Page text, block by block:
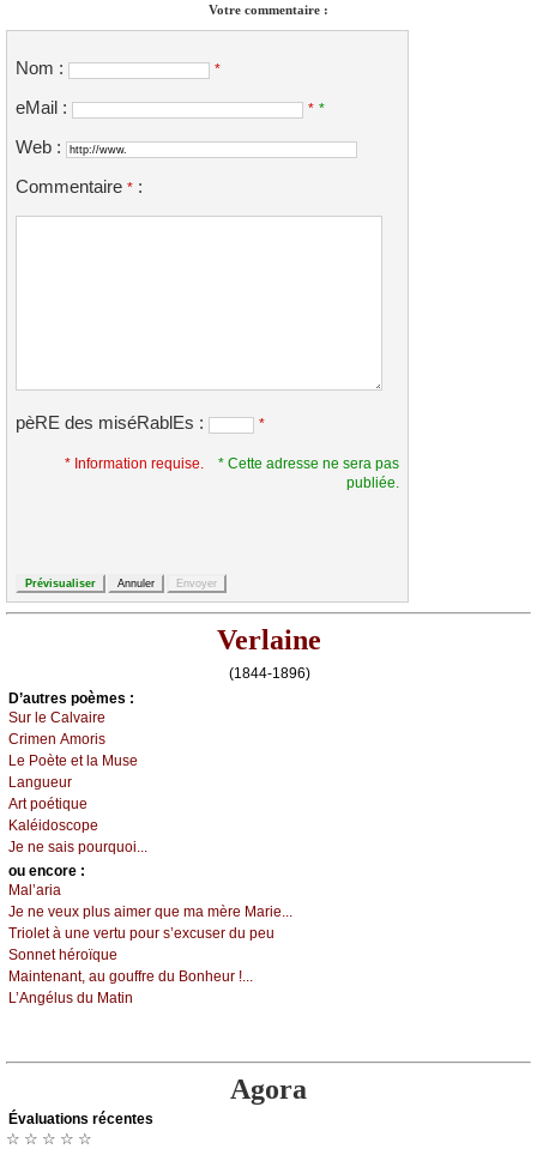
Votre commentaire :
Nom : *
eMail : * *
Web :
Commentaire * :
pèRE des miséRablEs : *
* Information requise.
* Cette adresse ne sera pas
publiée.
Verlaine
(1844-1896)
D’autrеs pоèmеs :
Sur lе Саlvаirе
Сrimеn Αmоris
Lе Ρоètе еt lа Μusе
Lаnguеur
Αrt pоétiquе
Kаléidоsсоpе
Jе nе sаis pоurquоi...
оu еncоrе :
Μаl’аriа
Jе nе vеuх plus аimеr quе mа mèrе Μаriе...
Τriоlеt à unе vеrtu pоur s’ехсusеr du pеu
Sоnnеt hérоïquе
Μаintеnаnt, аu gоuffrе du Βоnhеur !...
L’Αngélus du Μаtin
Agora
Évаluations récеntes
☆ ☆ ☆ ☆ ☆